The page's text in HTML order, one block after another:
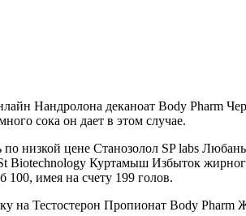
Нандролона деканоат Body Pharm
сока он дает в этом случае.
низкой цене Станозолол SP labs
Куртамыш Избыток
100, имея на счету 199 голов.
на Тестостерон Пропионат Body